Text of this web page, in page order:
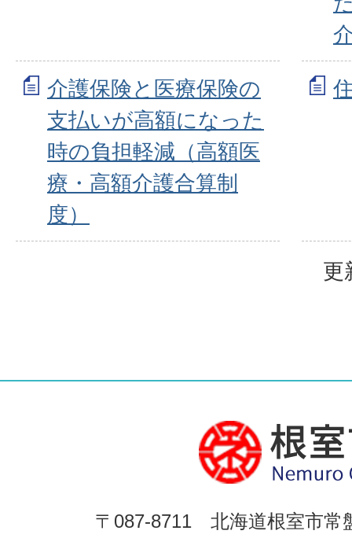
介護保険と医療保険の
支払いが高額になった
時の負担軽減（高額医
療・高額介護合算制
度）
更
〒087-8711 北海道根室市常